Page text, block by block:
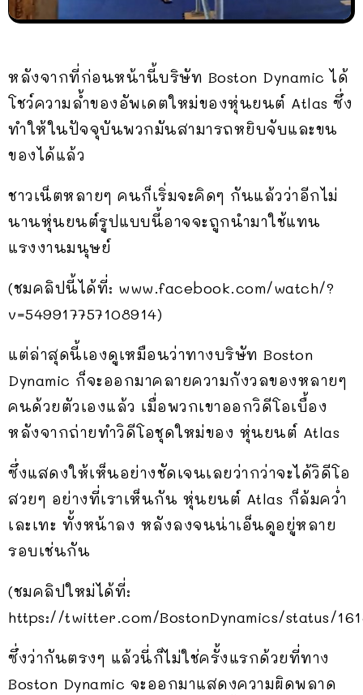
หลังจากที่ก่อนหน้านี้บริษัท Boston Dynamic ได้
โชว์ความล้ำของอัพเดตใหม่ของหุ่นยนต์ Atlas ซึ่ง
ทำให้ในปัจจุบันพวกมันสามารถหยิบจับและขน
ของได้แล้ว
ชาวเน็ตหลายๆ คนก็เริ่มจะคิดๆ กันแล้วว่าอีกไม่
นานหุ่นยนต์รูปแบบนี้อาจจะถูกนำมาใช้แทน
แรงงานมนุษย์
(ชมคลิปนี้ได้ที่: www.facebook.com/watch/?
v=549917757108914)
แต่ล่าสุดนี้เองดูเหมือนว่าทางบริษัท Boston
Dynamic ก็จะออกมาคลายความกังวลของหลายๆ
คนด้วยตัวเองแล้ว เมื่อพวกเขาออกวิดีโอเบื้อง
หลังจากถ่ายทำวิดีโอชุดใหม่ของ หุ่นยนต์ Atlas
ซึ่งแสดงให้เห็นอย่างชัดเจนเลยว่ากว่าจะได้วิดีโอ
สวยๆ อย่างที่เราเห็นกัน หุ่นยนต์ Atlas ก็ล้มคว่ำ
เละเทะ ทั้งหน้าลง หลังลงจนน่าเอ็นดูอยู่หลาย
รอบเช่นกัน
(ชมคลิปใหม่ได้ที่:
https://twitter.com/BostonDynamics/status/
ซึ่งว่ากันตรงๆ แล้วนี่ก็ไม่ใช่ครั้งแรกด้วยที่ทาง
Boston Dynamic จะออกมาแสดงความผิดพลาด